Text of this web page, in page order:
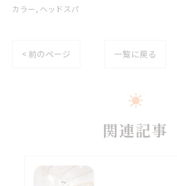
カラー ヘッドスパ
< 前のページ 一覧に戻る
関連記事